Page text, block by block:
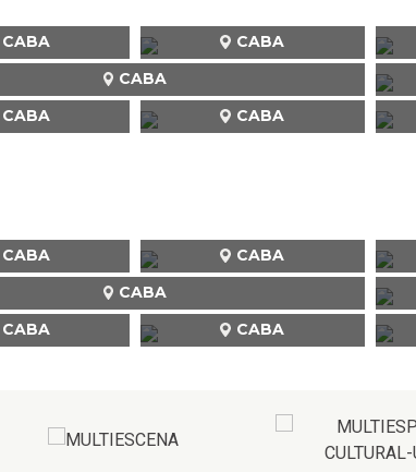
CABA CABA
CABA
CABA CABA
CABA CABA
CABA
CABA CABA